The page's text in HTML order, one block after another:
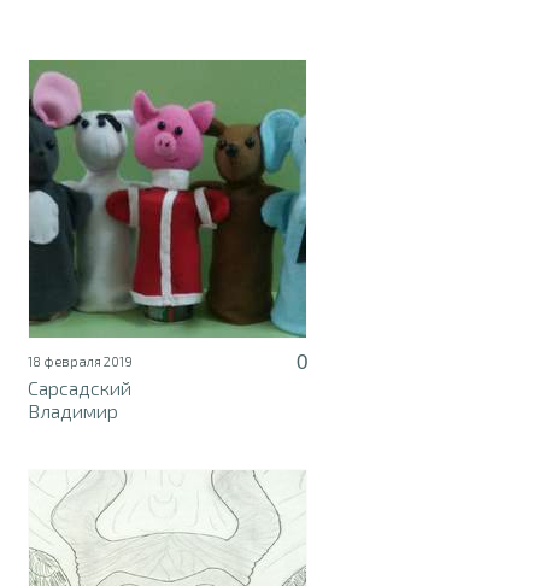
18 февраля 2019
0
Сарсадский
Владимир